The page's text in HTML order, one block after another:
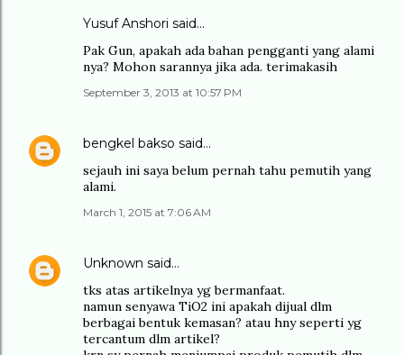
Yusuf Anshori said…
Pak Gun, apakah ada bahan pengganti yang alami
nya? Mohon sarannya jika ada. terimakasih
September 3, 2013 at 10:57 PM
bengkel bakso said…
sejauh ini saya belum pernah tahu pemutih yang
alami.
March 1, 2015 at 7:06 AM
Unknown said…
tks atas artikelnya yg bermanfaat.
namun senyawa TiO2 ini apakah dijual dlm
berbagai bentuk kemasan? atau hny seperti yg
tercantum dlm artikel?